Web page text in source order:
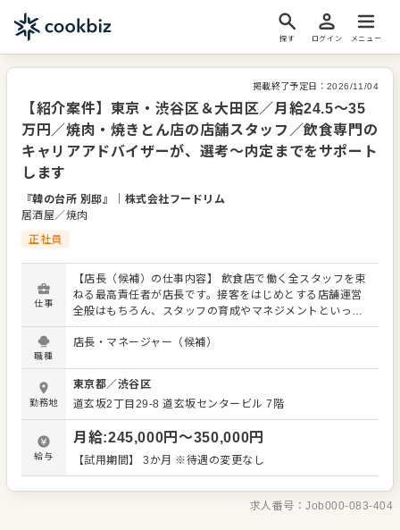
探す ログイン メニュー
掲載終了予定日： 2026/11/04
【紹介案件】東京・渋谷区＆大田区／月給24.5～35
万円／焼肉・焼きとん店の店舗スタッフ／飲食専門の
キャリアアドバイザーが、選考～内定までをサポート
します
『韓の台所 別邸』
株式会社フードリム
居酒屋／焼肉
正社員
仕事
【店長（候補）の仕事内容】 飲食店で働く全スタッフを束
ねる最高責任者が店長です。接客をはじめとする店舗運営
全般はもちろん、スタッフの育成やマネジメントといった
重要な役割を担います。また、販促イベントやキャンペー
ンの企画など売上に直結するやりがいある業務がメインと
大きく飛躍されることを期待しています。 また、全体のオ
ペレーション改善や構築もお任せしますので、あなたなら
ではのアイデアを積極的に発信してください。 【具体的に
は…】 ・ホール、キッチンの全体管理 ・予約管理、電話対
応 ・接客、サービス全般 ・スタッフへの指示出し、動きの
確認 ・売上管理、発注業務、在庫管理 ・スタッフの育成や
た業務からお任せしますので、徐々に業務の幅を広げてい
きましょう。現店長をはじめ本部スタッフがあなたの成長
職種
店長・マネージャー（候補）
勤務地
東京都／渋谷区
道玄坂2丁目29-8 道玄坂センタービル 7階
給与
月給:245,000円〜350,000円
【試用期間】 3か月 ※待遇の変更なし
求人番号：Job000-083-404